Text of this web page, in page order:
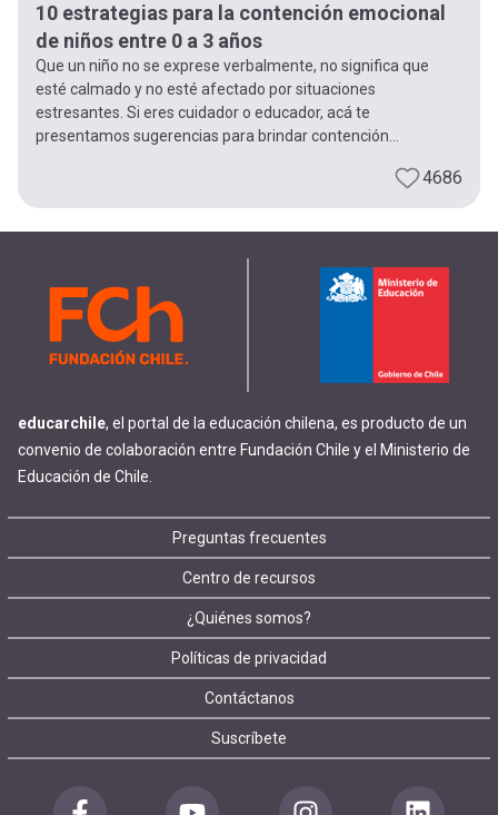
entrar
cuenta
10 estrategias para la contención emocional
de niños entre 0 a 3 años
Que un niño no se exprese verbalmente, no significa que
esté calmado y no esté afectado por situaciones
estresantes. Si eres cuidador o educador, acá te
presentamos sugerencias para brindar contención...
4686
educarchile, el portal de la educación chilena, es producto de un
convenio de colaboración entre Fundación Chile y el Ministerio de
Educación de Chile.
Footer
menu
Preguntas frecuentes
Centro de recursos
¿Quiénes somos?
Políticas de privacidad
Contáctanos
Suscríbete